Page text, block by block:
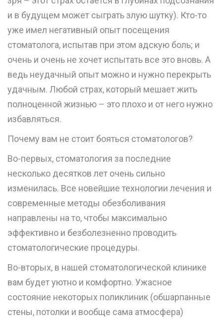
и в будущем может сыграть злую шутку). Кто-то
уже имел негативный опыт посещения
стоматолога, испытав при этом адскую боль; и
очень и очень не хочет испытать все это вновь. А
ведь неудачный опыт можно и нужно перекрыть
удачным. Любой страх, который мешает жить
полноценной жизнью – это плохо и от него нужно
избавляться.
Почему вам не стоит бояться стоматологов?
Во-первых, стоматология за последние
несколько десятков лет очень сильно
изменилась. Все новейшие технологии лечения и
современные методы обезболивания
направлены на то, чтобы максимально
эффективно и безболезненно проводить
стоматологические процедуры.
Во-вторых, в нашей стоматологической клинике
вам будет уютно и комфортно. Ужасное
состояние некоторых поликлиник (обшарпанные
стены, потолки и вообще сама атмосфера)